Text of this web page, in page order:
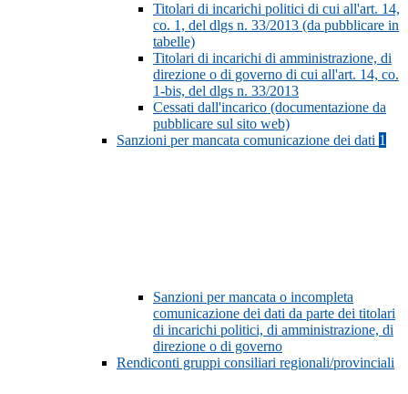
Titolari di incarichi politici di cui all'art. 14,
co. 1, del dlgs n. 33/2013 (da pubblicare in
tabelle)
Titolari di incarichi di amministrazione, di
direzione o di governo di cui all'art. 14, co.
1-bis, del dlgs n. 33/2013
Cessati dall'incarico (documentazione da
pubblicare sul sito web)
Sanzioni per mancata comunicazione dei dati 1
Sanzioni per mancata o incompleta
comunicazione dei dati da parte dei titolari
di incarichi politici, di amministrazione, di
direzione o di governo
Rendiconti gruppi consiliari regionali/provinciali